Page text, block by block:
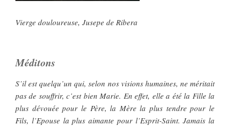
Vierge douloureuse, Jusepe de Ribera
Méditons
S’il est quelqu’un qui, selon nos visions humaines, ne méritait
pas de souffrir, c’est bien Marie. En effet, elle a été la Fille la
plus dévouée pour le Père, la Mère la plus tendre pour le
Fils, l’Epouse la plus aimante pour l’Esprit-Saint. Jamais la